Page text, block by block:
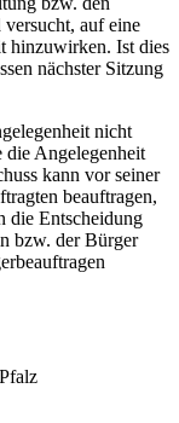
auf eine
hinzuwirken. Ist dies
nächster Sitzung
nicht
die Angelegenheit
kann vor seiner
beauftragen,
die Entscheidung
bzw. der Bürger